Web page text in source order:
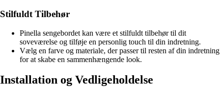
Stilfuldt Tilbehør
Pinella sengebordet kan være et stilfuldt tilbehør til dit
soveværelse og tilføje en personlig touch til din indretning.
Vælg en farve og materiale, der passer til resten af din indretning
for at skabe en sammenhængende look.
Installation og Vedligeholdelse